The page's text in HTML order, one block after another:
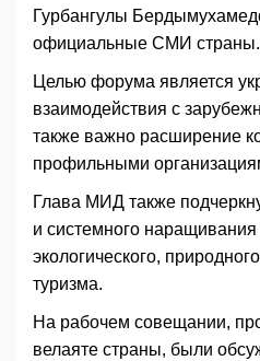
Гурбангулы
официальные СМИ страны.
Целью форума является
взаимодействия с
также важно расширение
профильными
Глава МИД также
и системного
экологического,
туризма.
На рабочем совещании,
велаяте страны, были